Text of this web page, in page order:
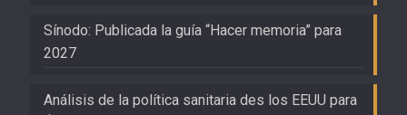
Sínodo: Publicada la guía “Hacer memoria” para
2027
Análisis de la política sanitaria des los EEUU para